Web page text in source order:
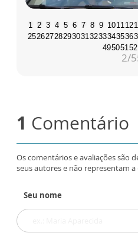
1 2 3 4 5 6 7 8 9 1011 12
25262728293031 3233343536
495051 52
2/
1 Comentário
Os comentários e avaliações são
seus autores e não representam
Seu nome